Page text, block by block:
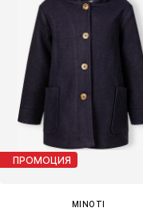
ПРОМОЦИЯ
MINOTI